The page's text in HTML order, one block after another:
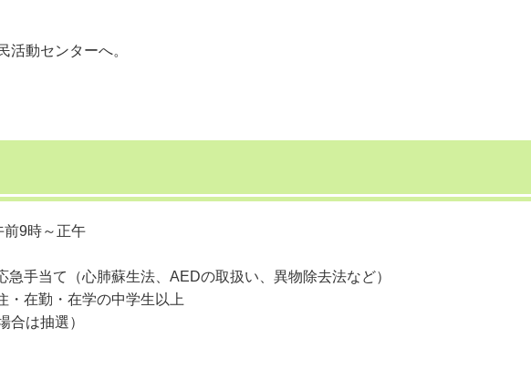
活動センターへ。
前9時～正午
急手当て（心肺蘇生法、AEDの取扱い、異物除去法など）
・在勤・在学の中学生以上
合は抽選）